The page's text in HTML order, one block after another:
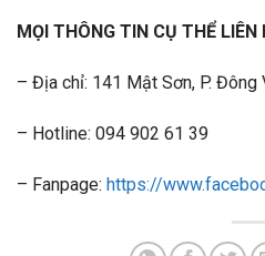
MỌI THÔNG TIN CỤ THỂ LIÊN
– Địa chỉ: 141 Mật Sơn, P. Đông
– Hotline: 094 902 61 39
– Fanpage: https://